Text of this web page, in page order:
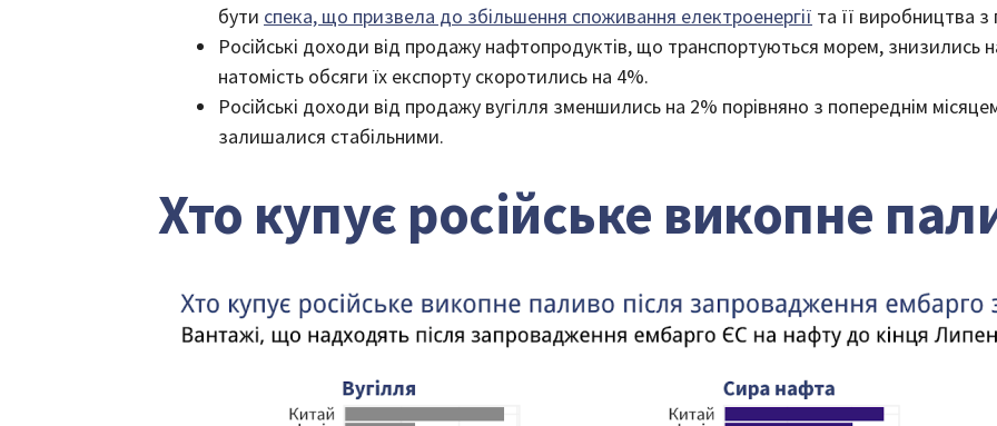
бути спека, що призвела до збільшення споживання електроенергії та її виробництва з
Російські доходи від продажу нафтопродуктів, що транспортуються морем, знизились
натомість обсяги їх експорту скоротились на 4%.
Російські доходи від продажу вугілля зменшились на 2% порівняно з попереднім
залишалися стабільними.
Хто купує російське викопне